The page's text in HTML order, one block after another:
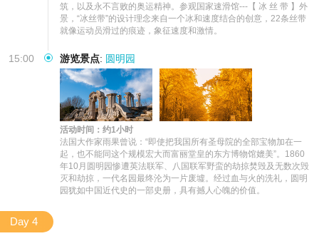
筑，以及永不言败的奥运精神。参观国家速滑馆---【 冰 丝 带 】外
景，“冰丝带”的设计理念来自一个冰和速度结合的创意，22条丝带
就像运动员滑过的痕迹，象征速度和激情。
15:00 游览景点: 圆明园
活动时间：约1小时
法国大作家雨果曾说：“即使把我国所有圣母院的全部宝物加在一
起，也不能同这个规模宏大而富丽堂皇的东方博物馆媲美”。1860
年10月圆明园惨遭英法联军、八国联军野蛮的劫掠焚毁及无数次毁
灭和劫掠，一代名园最终沦为一片废墟。经过血与火的洗礼，圆明
园犹如中国近代史的一部史册，具有撼人心魄的价值。
Day 4